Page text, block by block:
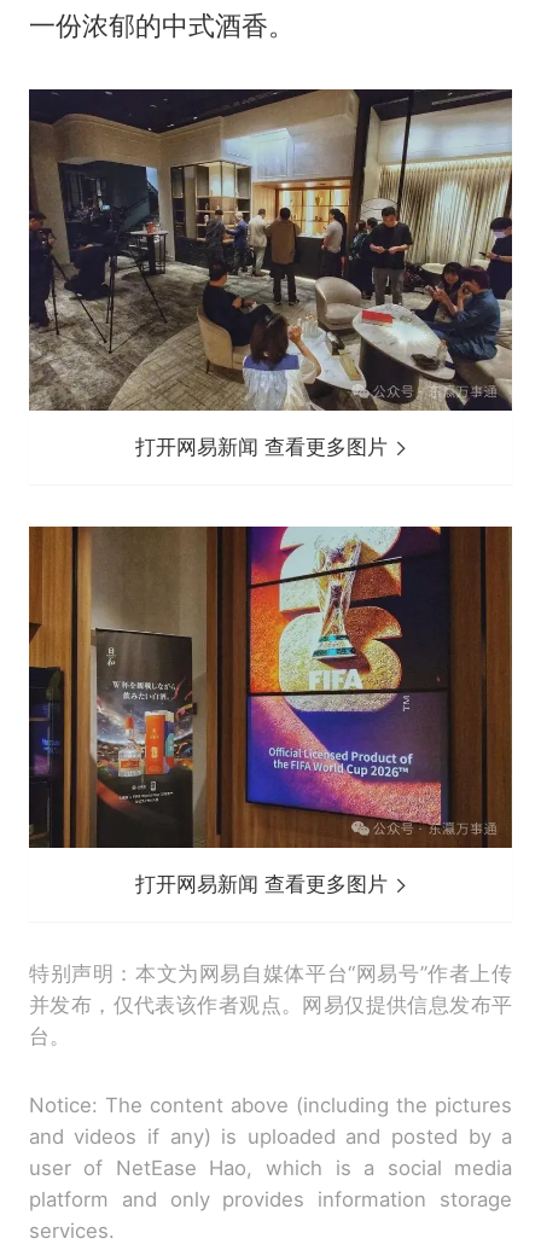
一份浓郁的中式酒香。
打开网易新闻 查看更多图片
打开网易新闻 查看更多图片
特别声明：本文为网易自媒体平台“网易号”作者上传
并发布，仅代表该作者观点。网易仅提供信息发布平
台。
Notice: The content above (including the pictures
and videos if any) is uploaded and posted by a
user of NetEase Hao, which is a social media
platform and only provides information storage
services.